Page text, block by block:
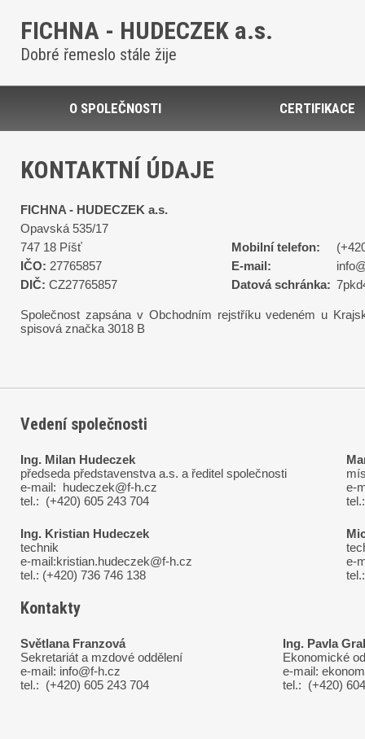
FICHNA - HUDECZEK a.s.
Dobré řemeslo stále žije
O SPOLEČNOSTI CERTIFIKACE
KONTAKTNÍ ÚDAJE
FICHNA - HUDECZEK a.s.
Opavská 535/17
747 18 Píšť
Mobilní telefon:
IČO: 27765857 E-mail:
DIČ: CZ27765857 Datová schránka:
Společnost zapsána v Obchodním rejstříku vedeném u
spisová značka 3018 B
Vedení společnosti
Ing. Milan Hudeczek
předseda představenstva a.s. a ředitel společnosti
e-mail: hudeczek@f-h.cz
tel.: (+420) 605 243 704
e-
Ing. Kristian Hudeczek
technik
e-mail:kristian.hudeczek@f-h.cz
tel.: (+420) 736 746 138
e-
Kontakty
Světlana Franzová
Sekretariát a mzdové oddělení
e-mail: info@f-h.cz
tel.: (+420) 605 243 704
Ing. Pavla
Ekonomické
e-mail:
tel.: (+420)